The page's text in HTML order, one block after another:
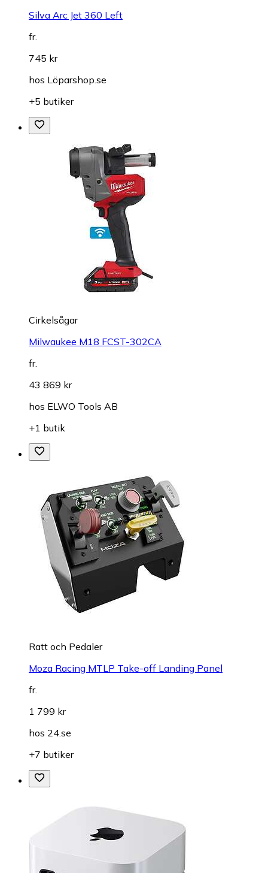
Silva Arc Jet 360 Left
fr.
745 kr
hos Löparshop.se
+5 butiker
Cirkelsågar
Milwaukee M18 FCST-302CA
fr.
43 869 kr
hos ELWO Tools AB
+1 butik
Ratt och Pedaler
Moza Racing MTLP Take-off Landing Panel
fr.
1 799 kr
hos 24.se
+7 butiker